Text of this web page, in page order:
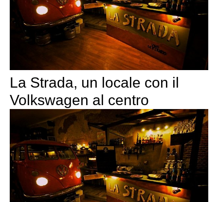
La Strada, un locale con il
Volkswagen al centro